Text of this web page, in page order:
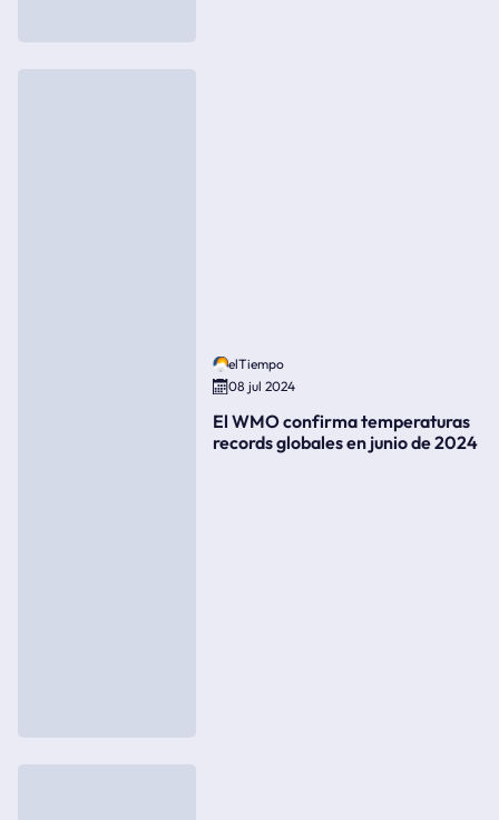
elTiempo
08 jul 2024
El WMO confirma temperaturas
records globales en junio de 2024